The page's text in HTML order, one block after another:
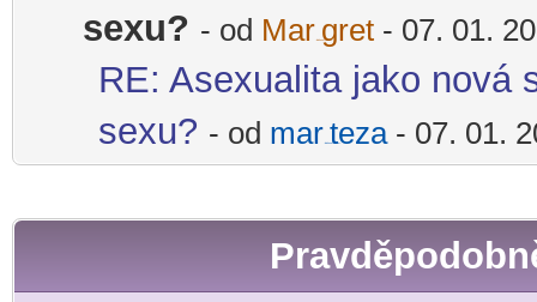
sexu? - od Mar -diskusni-forum-
gret - 07. 01.
RE: Asexualita jako nová
sexu? - od mar -diskusni-forum-
teza- 07. 01.